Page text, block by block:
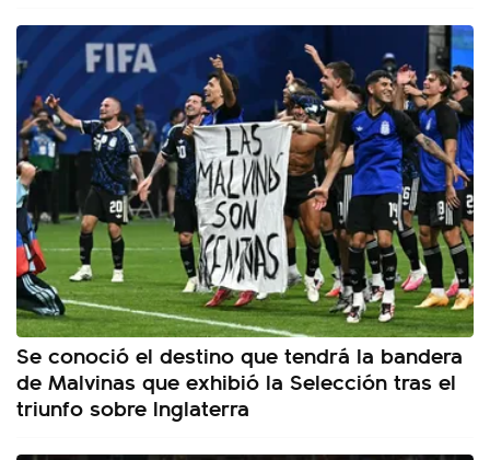
Se conoció el destino que tendrá la bandera
de Malvinas que exhibió la Selección tras el
triunfo sobre Inglaterra